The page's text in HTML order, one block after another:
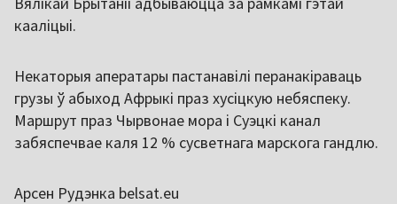
кааліцыі.
Некаторыя аператары пастанавілі перанакіраваць
грузы ў абыход Афрыкі праз хусіцкую небяспеку.
Маршрут праз Чырвонае мора і Суэцкі канал
забяспечвае каля 12 % сусветнага марскога гандлю.
Арсен Рудэнка belsat.eu